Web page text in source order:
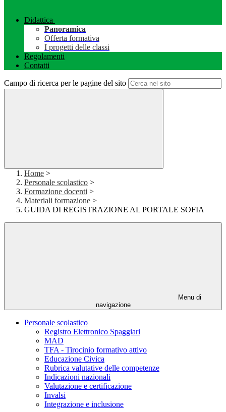
Didattica
Panoramica
Offerta formativa
I progetti delle classi
Regolamenti
Contatti
Campo di ricerca per le pagine del sito
Home >
Personale scolastico >
Formazione docenti >
Materiali formazione >
GUIDA DI REGISTRAZIONE AL PORTALE SOFIA
Menu di
navigazione
Personale scolastico
Registro Elettronico Spaggiari
MAD
TFA - Tirocinio formativo attivo
Educazione Civica
Rubrica valutative delle competenze
Indicazioni nazionali
Valutazione e certificazione
Invalsi
Integrazione e inclusione